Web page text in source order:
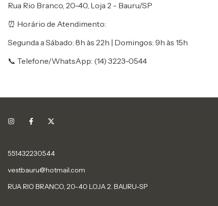
Rua Rio Branco, 20-40, Loja 2 - Bauru/SP
⏰ Horário de Atendimento:
Segunda a Sábado: 8h às 22h | Domingos: 9h às 15h
📞 Telefone/WhatsApp: (14) 3223-0544
551432230544
vestbauru@hotmail.com
RUA RIO BRANCO, 20-40 LOJA 2. BAURU-SP